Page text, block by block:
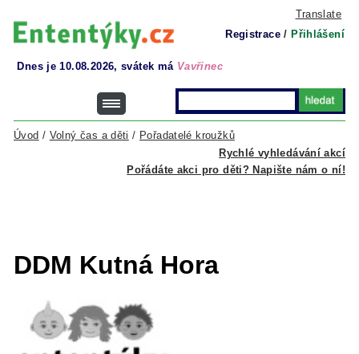
Translate
Registrace / Přihlášení
Dnes je 10.08.2026, svátek má Vavřinec
Rychlé vyhledávání akcí
Úvod / Volný čas a děti / Pořadatelé kroužků
Pořádáte akci pro děti? Napište nám o ní!
DDM Kutná Hora